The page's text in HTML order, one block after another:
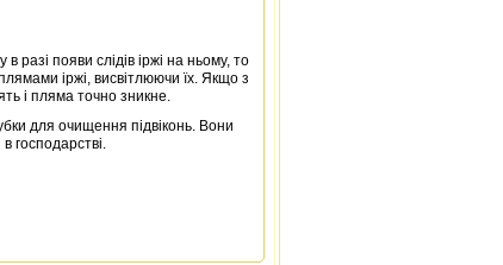
разі появи слідів іржі на ньому, то
іржі, висвітлюючи їх. Якщо з
і пляма точно зникне.
для очищення підвіконь. Вони
господарстві.